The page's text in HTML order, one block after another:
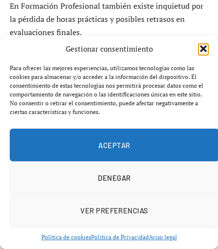
Gestionar consentimiento
Para ofrecer las mejores experiencias, utilizamos tecnologías como las
cookies para almacenar y/o acceder a la información del dispositivo. El
consentimiento de estas tecnologías nos permitirá procesar datos como el
comportamiento de navegación o las identificaciones únicas en este sitio.
No consentir o retirar el consentimiento, puede afectar negativamente a
ciertas características y funciones.
ACEPTAR
DENEGAR
VER PREFERENCIAS
Política de cookiesPolítica de PrivacidadAviso legal
En Formación Profesional también existe inquietud por
la pérdida de horas prácticas y posibles retrasos en
evaluaciones finales.
Un desgaste político creciente para
Mazón
La huelga se ha convertido además en un problema
político de primer nivel para el gobierno autonómico de
Carlos Mazón.
trata de responsabilizar a gobiernos anteriores del
la presión social sobre la Generalitat, especialmente si